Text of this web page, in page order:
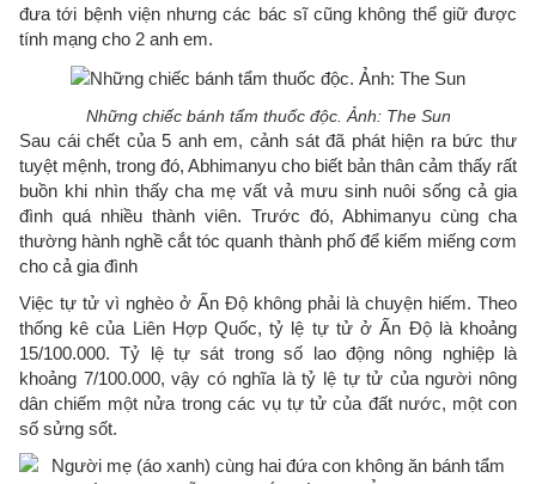
đưa tới bệnh viện nhưng các bác sĩ cũng không thể giữ được
tính mạng cho 2 anh em.
Những chiếc bánh tẩm thuốc độc. Ảnh: The Sun
Sau cái chết của 5 anh em, cảnh sát đã phát hiện ra bức thư
tuyệt mệnh, trong đó, Abhimanyu cho biết bản thân cảm thấy rất
buồn khi nhìn thấy cha mẹ vất vả mưu sinh nuôi sống cả gia
đình quá nhiều thành viên. Trước đó, Abhimanyu cùng cha
thường hành nghề cắt tóc quanh thành phố để kiếm miếng cơm
cho cả gia đình
Việc tự tử vì nghèo ở Ấn Độ không phải là chuyện hiếm. Theo
thống kê của Liên Hợp Quốc, tỷ lệ tự tử ở Ấn Độ là khoảng
15/100.000. Tỷ lệ tự sát trong số lao động nông nghiệp là
khoảng 7/100.000, vậy có nghĩa là tỷ lệ tự tử của người nông
dân chiếm một nửa trong các vụ tự tử của đất nước, một con
số sửng sốt.